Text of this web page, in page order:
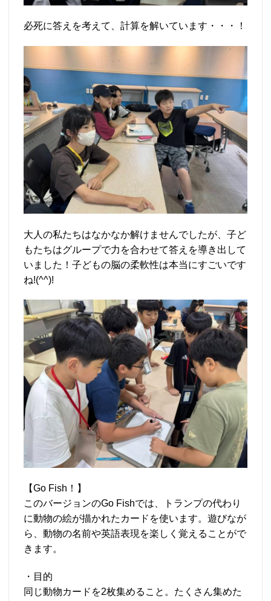
必死に答えを考えて、計算を解いています・・・！
大人の私たちはなかなか解けませんでしたが、子ど
もたちはグループで力を合わせて答えを導き出して
いました！子どもの脳の柔軟性は本当にすごいです
ね!(^^)!
【Go Fish！】
このバージョンのGo Fishでは、トランプの代わり
に動物の絵が描かれたカードを使います。遊びなが
ら、動物の名前や英語表現を楽しく覚えることがで
きます。
・目的
同じ動物カードを2枚集めること。たくさん集めた